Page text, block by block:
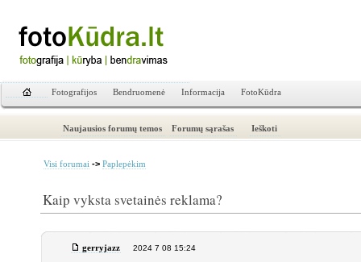
Fotografijos Bendruomenė Informacija FotoKūdra
Naujausios forumų temos Forumų sąrašas Ieškoti
Visi forumai -> Paplepėkim
Kaip vyksta svetainės reklama?
gerryjazz 2024 7 08 15:24